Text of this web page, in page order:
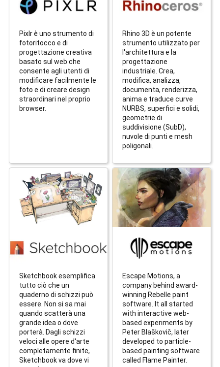
Pixlr è uno strumento di
fotoritocco e di
progettazione creativa
basato sul web che
consente agli utenti di
modificare facilmente le
foto e di creare design
straordinari nel proprio
browser.
Rhino 3D è un potente
strumento utilizzato per
l'architettura e la
progettazione
industriale. Crea,
modifica, analizza,
documenta, renderizza,
anima e traduce curve
NURBS, superfici e solidi,
geometrie di
suddivisione (SubD),
nuvole di punti e mesh
poligonali.
Sketchbook esemplifica
tutto ciò che un
quaderno di schizzi può
essere. Non si sa mai
quando scatterà una
grande idea o dove
porterà. Dagli schizzi
veloci alle opere d'arte
completamente finite,
Sketchbook va dove vi
Escape Motions, a
company behind award-
winning Rebelle paint
software. It all started
with interactive web-
based experiments by
Peter Blaškovič, later
developed to particle-
based painting software
called Flame Painter.